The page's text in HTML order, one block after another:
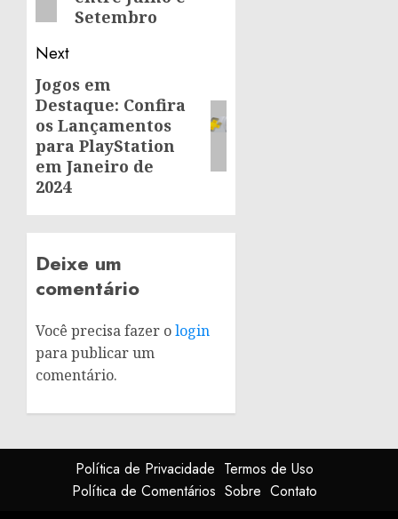
Setembro
Next
Next
post:
Jogos em
Destaque: Confira
os Lançamentos
para PlayStation
em Janeiro de
2024
Deixe um
comentário
Você precisa fazer ologin
para publicar um
comentário.
Política de Privacidade Termos de Uso
Política de Comentários Sobre Contato